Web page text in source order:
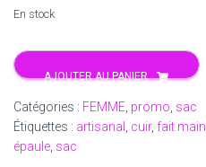
89.00€.55.00€.
En stock
quantité
de
Sac
porté
épaule
en
AJOUTER AU PANIER
Catégories : FEMME, promo, sac
Étiquettes : artisanal , cuir, fait main
épaule, sac